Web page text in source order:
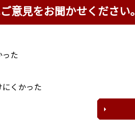
意見をお聞かせください。
た
にくかった